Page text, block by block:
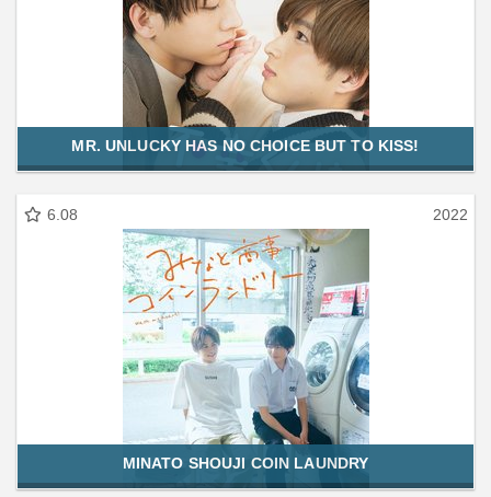
MR. UNLUCKY HAS NO CHOICE BUT TO KISS!
6.08 2022
MINATO SHOUJI COIN LAUNDRY